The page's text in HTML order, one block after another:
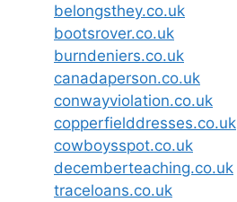
belongsthey.co.uk
bootsrover.co.uk
burndeniers.co.uk
canadaperson.co.uk
conwayviolation.co.uk
copperfielddresses.co.uk
cowboysspot.co.uk
decemberteaching.co.uk
traceloans.co.uk